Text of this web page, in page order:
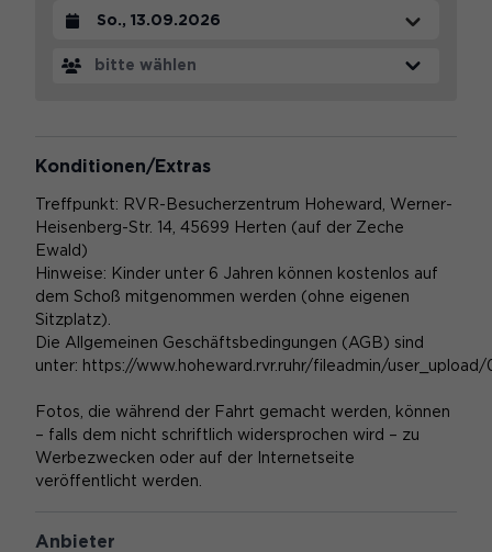
einstmals großen Bergbaustadt (die größte Europas!)
zu erzählen haben. Wissenswerte Fakten und
interessante Geschichten, aber auch Erläuterungen zu
Hoheward, eine der wenigen befahrbaren Halden in der
Metropole Ruhr. Nicht nur der Weg hinauf im Cabriobus
ist ein Ereignis - zum Abschluss wartet vom Gipfel ein
Wir veranstalten die Stadtrundfahrten im Auftrag und
für die Stadt Herten.
Bitte beachten Sie, dass der Regionalverband Ruhr mit
Zuge der Sanierung des Horizontobservatoriums auf
der Halde Hoheward beginnt. Dafür wurde in einem
kleinere Einschränkungen, zum Beispiel
Datum auswählen
bitte wählen
Konditionen/Extras
Treffpunkt: RVR-Besucherzentrum Hoheward, Werner-
Heisenberg-Str. 14, 45699 Herten (auf der Zeche
Ewald)
Hinweise: Kinder unter 6 Jahren können kostenlos auf
dem Schoß mitgenommen werden (ohne eigenen
Sitzplatz).
Die Allgemeinen Geschäftsbedingungen (AGB) sind
unter: https://www.hoheward.rvr.ruhr/fileadmin/
Fotos, die während der Fahrt gemacht werden, können
– falls dem nicht schriftlich widersprochen wird – zu
Werbezwecken oder auf der Internetseite
veröffentlicht werden.
Anbieter